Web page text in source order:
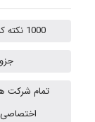
1000 نکته کنکوری + خلاصه جزوات ارشد بهداشت حرفه ای
تمام شرکت
اختصاصی